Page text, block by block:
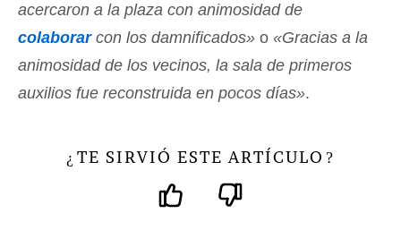
acercaron a la plaza con animosidad de
colaborarcon los damnificados» o «Gracias a la
animosidad de los vecinos, la sala de primeros
auxilios fue reconstruida en pocos días».
¿ TE SIRVIÓ ESTE ARTÍCULO ?